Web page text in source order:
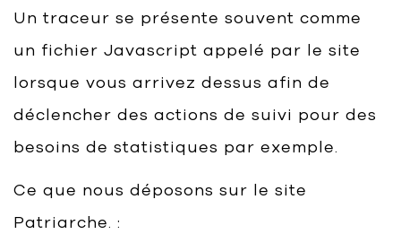
Un traceur se présente souvent comme
un fichier Javascript appelé par le site
lorsque vous arrivez dessus afin de
déclencher des actions de suivi pour des
besoins de statistiques par exemple.
Ce que nous déposons sur le site
Patriarche. :